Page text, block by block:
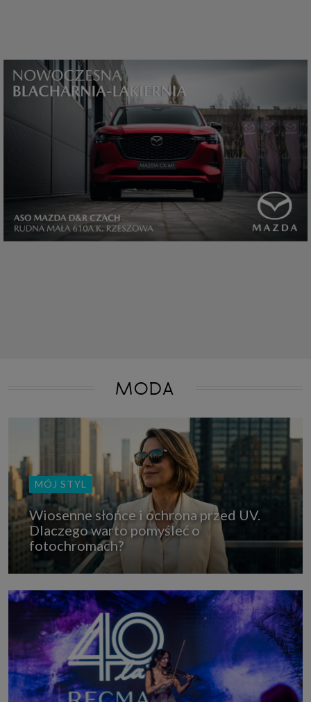
funkcjonowanie plików cookies itp. oraz jak usunąć takie pliki z Twojego
urządzenia.
Twoje uprawnienia
Przysługują Ci następujące uprawnienia wobec Twoich danych i ich
przetwarzania przez nas, inne podmioty z Grupy SAGIER i Zaufanych
1. Jeśli udzieliłeś zgody na przetwarzanie danych możesz ją w każdej
chwili wycofać (cofnięcie zgody oczywiście nie uchyli zgodności z prawem
przetwarzania już dokonanego na jej podstawie);
2. Masz również prawo żądania dostępu do Twoich danych osobowych, ich
sprostowania, usunięcia lub ograniczenia przetwarzania, prawo do
przeniesienia danych, wyrażenia sprzeciwu wobec przetwarzania danych
oraz prawo do wniesienia skargi do organu nadzorczego, którym w Polsce
jest Prezes Urzędu Ochrony Danych Osobowych.
Pod tym adresem
znajdziesz dodatkowe informacje dotyczące przetwarzania danych i
Twoich uprawnień.
MODA
MÓJ STYL
Wiosenne słońce i ochrona przed UV.
Dlaczego warto pomyśleć o
fotochromach?